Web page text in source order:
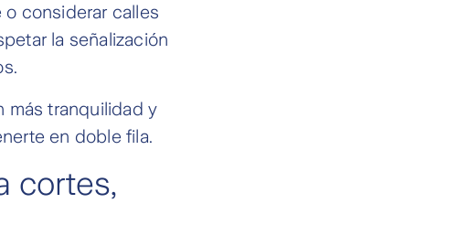
considerar calles
la señalización
más tranquilidad y
en doble fila.
cortes,